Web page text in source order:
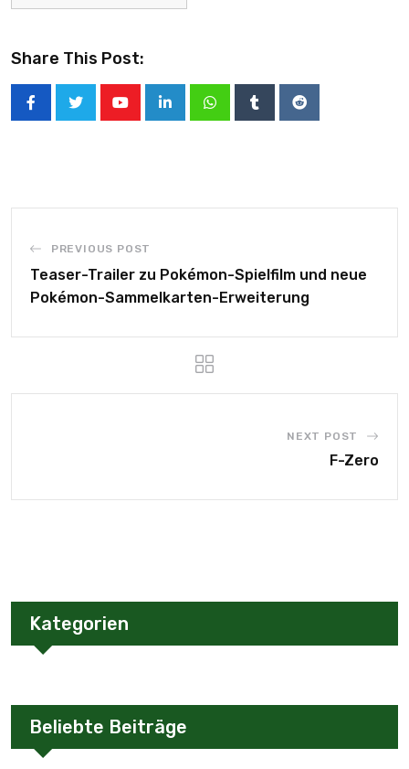
Share This Post:
PREVIOUS POST
Teaser-Trailer zu Pokémon-Spielfilm und neue
Pokémon-Sammelkarten-Erweiterung
NEXT POST
F-Zero
Kategorien
Beliebte Beiträge